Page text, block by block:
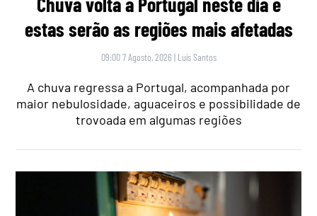
estas serão as regiões mais afetadas
09:00 7 Agosto, 2026 | Luís Santos
A chuva regressa a Portugal, acompanhada por
maior nebulosidade, aguaceiros e possibilidade de
trovoada em algumas regiões